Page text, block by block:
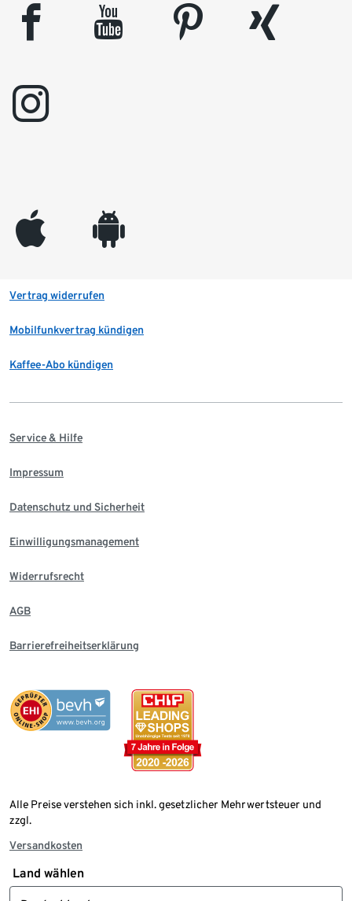
facebook youtube pinterest
xing
instagram
appleinc android
Vertrag widerrufen
Mobilfunkvertrag kündigen
Kaffee-Abo kündigen
Service & Hilfe
Impressum
Datenschutz und Sicherheit
Einwilligungsmanagement
Widerrufsrecht
AGB
Barrierefreiheitserklärung
Alle Preise verstehen sich inkl. gesetzlicher Mehrwertsteuer und
zzgl.
Versandkosten
Land wählen